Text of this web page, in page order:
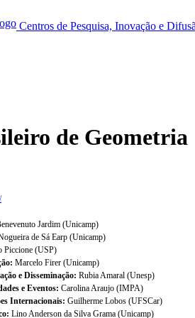
Centros de Pesquisa, Inovação e
de Geometria
Jardim (Unicamp)
de Sá Earp (Unicamp)
Piccione (USP)
Marcelo Firer (Unicamp)
e Disseminação: Rubia Amaral (Unesp)
e Eventos: Carolina Araujo (IMPA)
Internacionais: Guilherme Lobos (UFSCar)
Lino Anderson da Silva Grama (Unicamp)